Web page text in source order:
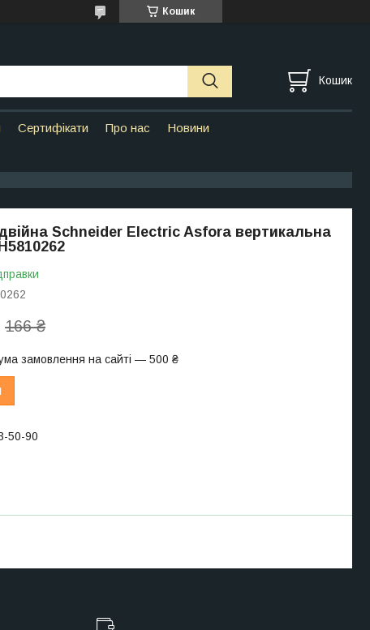
Кошик
Кошик
Сертифікати Про нас Новини
Schneider Electric Asfora вертикальна
166 ₴
замовлення на сайті — 500 ₴
50-90